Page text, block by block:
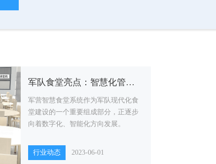
军队食堂亮点：智慧化管理系统
军营智慧食堂系统作为军队现代化食
堂建设的一个重要组成部分，正逐步
向着数字化、智能化方向发展。
行业动态 2023-06-01